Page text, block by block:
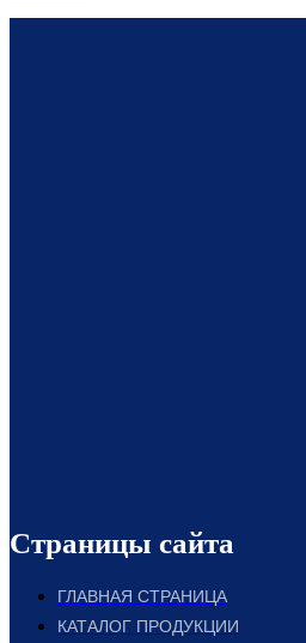
Страницы сайта
ГЛАВНАЯ СТРАНИЦА
КАТАЛОГ ПРОДУКЦИИ